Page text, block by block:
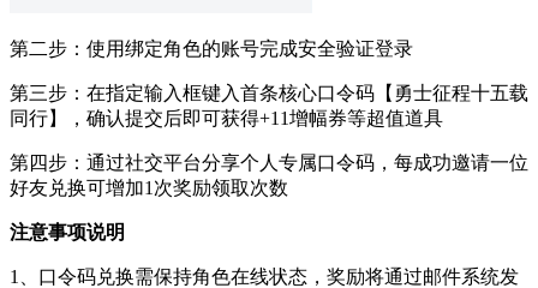
第二步：使用绑定角色的账号完成安全验证登录
第三步：在指定输入框键入首条核心口令码【勇士征程十五载
同行】，确认提交后即可获得+11增幅券等超值道具
第四步：通过社交平台分享个人专属口令码，每成功邀请一位
好友兑换可增加1次奖励领取次数
注意事项说明
1、口令码兑换需保持角色在线状态，奖励将通过邮件系统发